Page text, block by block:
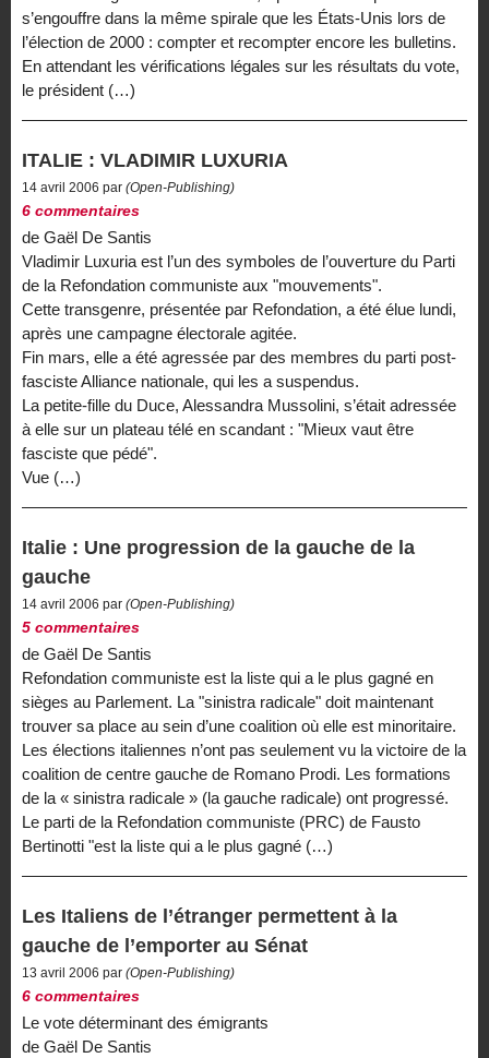
s’engouffre dans la même spirale que les États-Unis lors de
l’élection de 2000 : compter et recompter encore les bulletins.
En attendant les vérifications légales sur les résultats du vote,
le président (…)
ITALIE : VLADIMIR LUXURIA
14 avril 2006 par (Open-Publishing)
6 commentaires
de Gaël De Santis
Vladimir Luxuria est l’un des symboles de l’ouverture du Parti
de la Refondation communiste aux "mouvements".
Cette transgenre, présentée par Refondation, a été élue lundi,
après une campagne électorale agitée.
Fin mars, elle a été agressée par des membres du parti post-
fasciste Alliance nationale, qui les a suspendus.
La petite-fille du Duce, Alessandra Mussolini, s’était adressée
à elle sur un plateau télé en scandant : "Mieux vaut être
fasciste que pédé".
Vue (…)
Italie : Une progression de la gauche de la
gauche
14 avril 2006 par (Open-Publishing)
5 commentaires
de Gaël De Santis
Refondation communiste est la liste qui a le plus gagné en
sièges au Parlement. La "sinistra radicale" doit maintenant
trouver sa place au sein d’une coalition où elle est minoritaire.
Les élections italiennes n’ont pas seulement vu la victoire de la
coalition de centre gauche de Romano Prodi. Les formations
de la « sinistra radicale » (la gauche radicale) ont progressé.
Le parti de la Refondation communiste (PRC) de Fausto
Bertinotti "est la liste qui a le plus gagné (…)
Les Italiens de l’étranger permettent à la
gauche de l’emporter au Sénat
13 avril 2006 par (Open-Publishing)
6 commentaires
Le vote déterminant des émigrants
de Gaël De Santis